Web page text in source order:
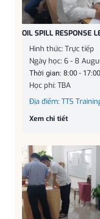
OIL SPILL RESPONSE
Hình thức: Trực tiếp
Ngày học: 6 - 8
Thời gian: 8:00 - 17:00
Học phí: TBA
Địa điểm: TTS
Xem chi tiết